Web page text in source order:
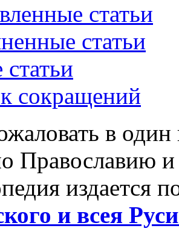
статьи
статьи
сокращений
в
Православию
издается
и всея